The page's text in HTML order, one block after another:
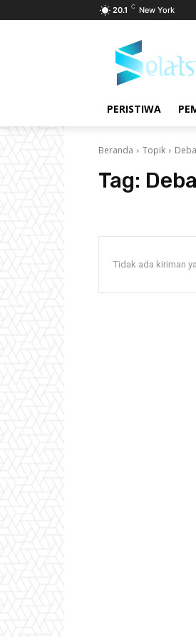
20.1 C New York
PERISTIWA
Beranda Topik
Tag:
Tidak ada kiriman